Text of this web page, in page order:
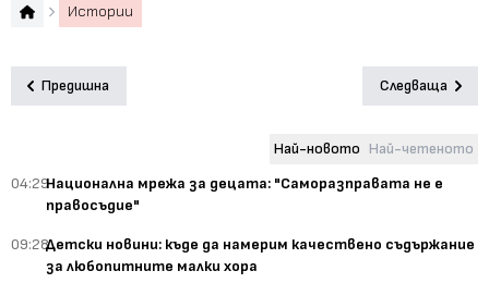
Истории
Предишна Следваща
Най-новото Най-четеното
04:29Национална мрежа за децата: "Саморазправата не е
правосъдие"
09:28Детски новини: къде да намерим качествено съдържание
за любопитните малки хора